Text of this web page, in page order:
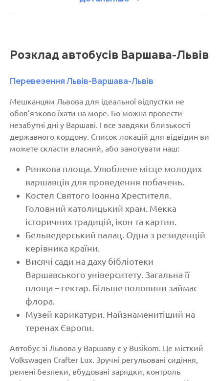
Розклад автобусів Варшава-Львів
Перевезення Львів-Варшава-Львів
Мешканцям Львова для ідеальної відпустки не
обов’язково їхати на море. Бо можна провести
незабутні дні у Варшаві. І все завдяки близькості
державного кордону. Список локацій для відвідин ви
можете скласти власний, або занотувати наш:
Ринкова площа. Улюблене місце молодих
варшавців для проведення побачень.
Костел Святого Іоанна Хрестителя.
Головний католицький храм. Мекка
історичних традицій, ікон та картин.
Бельведерський палац. Одна з резиденцій
керівника країни.
Висячі сади на даху бібліотеки
Варшавського університету. Загальна її
площа – гектар. Більше половини займає
флора.
Музей карикатури. Найзнаменитіший на
теренах Європи.
Автобус зі Львова у Варшаву є у Busikom. Це місткий
Volkswagen Crafter Lux. Зручні регульовані сидіння,
ремені безпеки, вбудовані зарядки, контроль